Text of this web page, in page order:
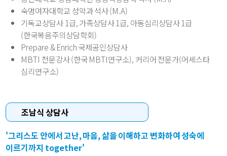
숙명여자대학교 성악과 석사 (M.A)
기독교상담사 1급, 가족상담사 1급, 아동심리상담사 1급
(한국복음주의상담학회)
Prepare & Enrich 국제공인상담사
MBTI 전문강사 (한국 MBTI연구소), 커리어 전문가(어세스타
심리연구소)
조남식 상담사
'그리스도 안에서 고난, 마음, 삶을 이해하고 변화하여 성숙에
이르기까지 together'